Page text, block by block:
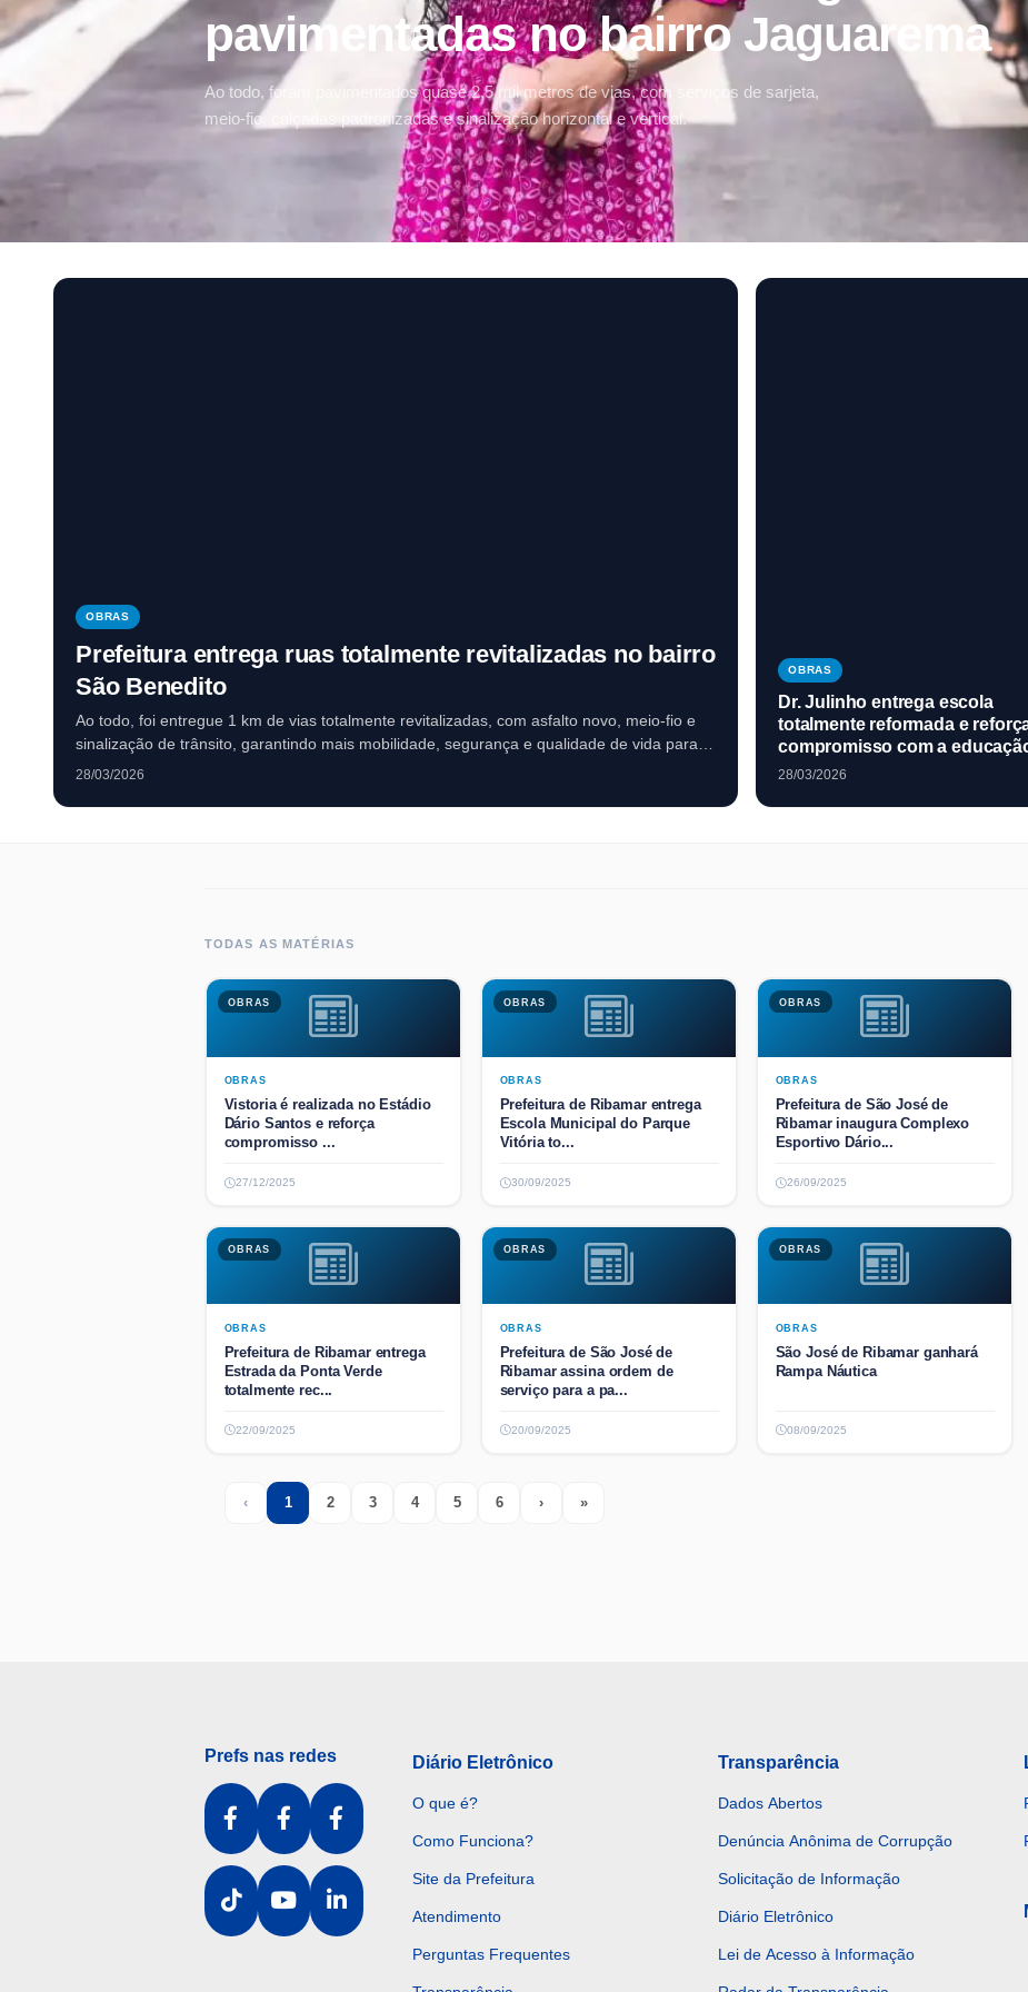
pavimentadas no bairro Jaguarema
Ao todo, foram pavimentados quase 2,5 mil metros de vias, com serviços de sarjeta,
meio-fio, calçadas padronizadas e sinalização horizontal e vertical.
OBRAS
Prefeitura entrega ruas totalmente revitalizadas no bairro
São Benedito
Ao todo, foi entregue 1 km de vias totalmente revitalizadas, com asfalto novo, meio-fio e
sinalização de trânsito, garantindo mais mobilidade, segurança e qualidade de vida para
os moradores da região.
28/03/2026
OBRAS
Dr. Julinho entrega escola
totalmente reformada e
compromisso com a
Ribamar
28/03/2026
TODAS AS MATÉRIAS
OBRAS
OBRAS
Vistoria é realizada no Estádio
Dário Santos e reforça
compromisso ...
27/12/2025
OBRAS
OBRAS
Prefeitura de Ribamar entrega
Escola Municipal do Parque
Vitória to...
30/09/2025
OBRAS
OBRAS
Prefeitura de São José de
Ribamar inaugura Complexo
Esportivo Dário...
26/09/2025
OBRAS
OBRAS
Prefeitura de Ribamar entrega
Estrada da Ponta Verde
totalmente rec...
22/09/2025
OBRAS
OBRAS
Prefeitura de São José de
Ribamar assina ordem de
serviço para a pa...
20/09/2025
OBRAS
OBRAS
São José de Ribamar ganhará
Rampa Náutica
08/09/2025
‹Previous
1(current)
2 3 4 5 6 ›Next »Last
Prefs nas redes Diário Eletrônico
O que é?
Como Funciona?
Site da Prefeitura
Atendimento
Perguntas Frequentes
Transparência
Dados Abertos
Denúncia Anônima de Corrupção
Solicitação de Informação
Diário Eletrônico
Lei de Acesso à Informação